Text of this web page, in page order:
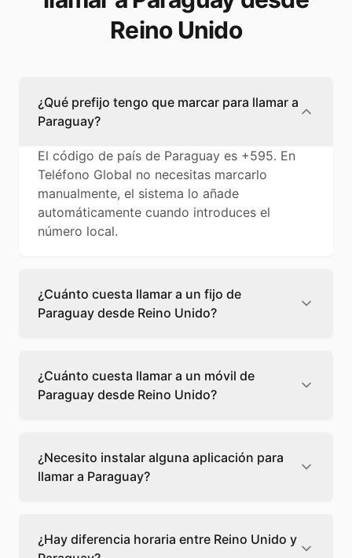
Reino Unido
¿Qué prefijo tengo que marcar para llamar a
Paraguay?
El código de país de Paraguay es +595. En
Teléfono Global no necesitas marcarlo
manualmente, el sistema lo añade
automáticamente cuando introduces el
número local.
¿Cuánto cuesta llamar a un fijo de
Paraguay desde Reino Unido?
Unido cuesta 0,54 €/min con Teléfono Global.
Verás el precio exacto antes de marcar para
que sepas qué vas a gastar.
¿Cuánto cuesta llamar a un móvil de
Paraguay desde Reino Unido?
Unido cuesta 0,55 €/min con Teléfono Global.
Pagas solo los minutos que hablas, sin cuotas
ni permanencia.
¿Necesito instalar alguna aplicación para
llamar a Paraguay?
desde tu navegador web. Solo necesitas una
conexión a internet y podrás llamar
¿Hay diferencia horaria entre Reino Unido y